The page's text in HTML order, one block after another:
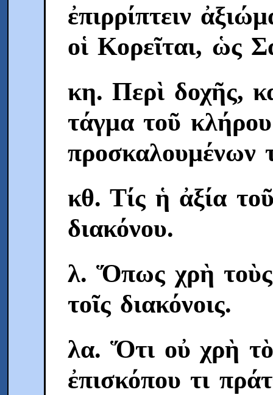
ἐπιρρίπτειν
οἱ Κορεῖται, ὡς
κη. Περὶ δοχῆς,
τάγμα τοῦ
προσκαλουμένων
κθ. Τίς ἡ ἀξία
διακόνου.
λ. Ὅπως χρὴ τοὺς
τοῖς διακόνοις.
λα. Ὅτι οὐ χρὴ
ἐπισκόπου τι